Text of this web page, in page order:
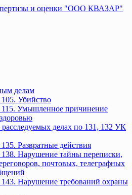
делам
Убийство
Умышленное причинение
делах по 131, 132 УК
Развратные действия
Нарушение тайны переписки,
почтовых, телеграфных
Нарушение требований охраны